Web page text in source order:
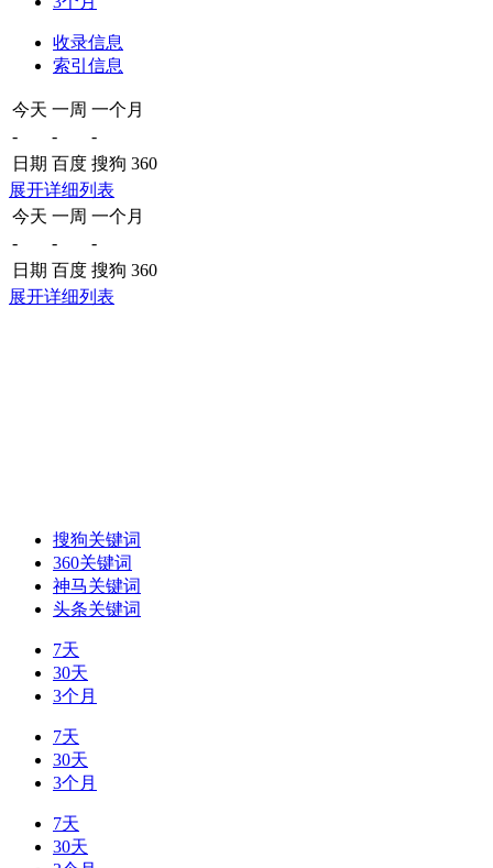
收录信息
索引信息
今天 一周 一个月
-
-
-
日期 百度 搜狗 360
展开详细列表
今天 一周 一个月
-
-
-
日期 百度 搜狗 360
展开详细列表
搜狗关键词
360关键词
神马关键词
头条关键词
7天
30天
3个月
7天
30天
3个月
7天
30天